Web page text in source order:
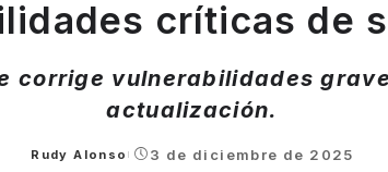
críticas de
corrige vulnerabilidades
actualización.
Posted
Rudy Alonso 3 de diciembre de 2025